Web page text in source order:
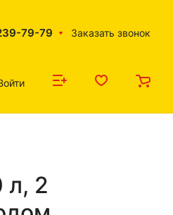
79-79 Заказать звонок
л, 2